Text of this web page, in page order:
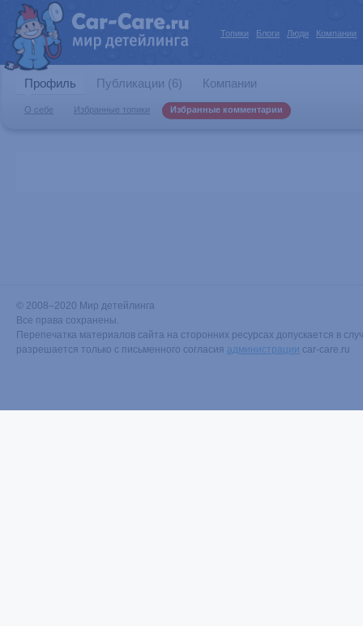
Топики Блоги Люди Компании
Профиль
О себе Избранные топики Избранные комментарии
Публикации (6) Компании
© 2008–2020 Мир детейлинга
Все права сохранены.
Перепечатка материалов сайта на сторонних ресурсах допускается в
разрешается только с письменного согласия администрации car-care.ru